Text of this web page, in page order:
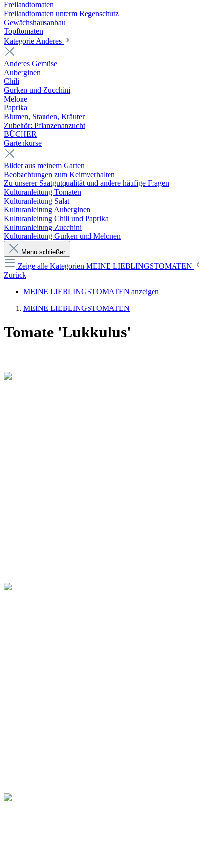
Freilandtomaten
Freilandtomaten unterm Regenschutz
Gewächshausanbau
Topftomaten
Kategorie Anderes
Anderes Gemüse
Auberginen
Chili
Gurken und Zucchini
Melone
Paprika
Blumen, Stauden, Kräuter
Zubehör: Pflanzenanzucht
BÜCHER
Gartenkurse
Bilder aus meinem Garten
Beobachtungen zum Keimverhalten
Zu unserer Saatgutqualität und andere häufige Fragen
Kulturanleitung Tomaten
Kulturanleitung Salat
Kulturanleitung Auberginen
Kulturanleitung Chili und Paprika
Kulturanleitung Zucchini
Kulturanleitung Gurken und Melonen
Menü schließen
Zeige alle Kategorien MEINE LIEBLINGSTOMATEN
Zurück
MEINE LIEBLINGSTOMATEN anzeigen
MEINE LIEBLINGSTOMATEN
Tomate 'Lukkulus'